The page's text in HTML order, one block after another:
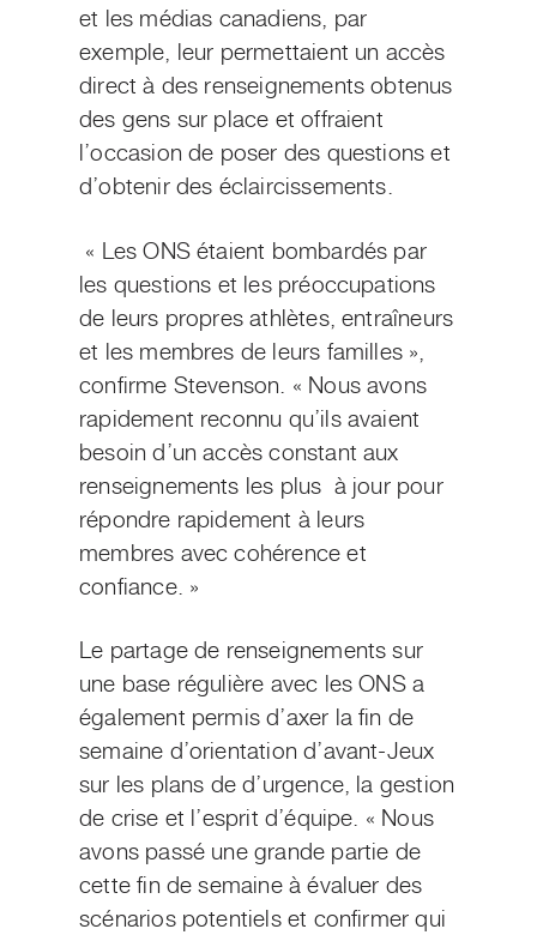
et les médias canadiens, par
exemple, leur permettaient un accès
direct à des renseignements obtenus
des gens sur place et offraient
l’occasion de poser des questions et
d’obtenir des éclaircissements.
« Les ONS étaient bombardés par
les questions et les préoccupations
de leurs propres athlètes, entraîneurs
et les membres de leurs familles »,
confirme Stevenson. « Nous avons
rapidement reconnu qu’ils avaient
besoin d’un accès constant aux
renseignements les plus à jour pour
répondre rapidement à leurs
membres avec cohérence et
confiance. »
Le partage de renseignements sur
une base régulière avec les ONS a
également permis d’axer la fin de
semaine d’orientation d’avant-Jeux
sur les plans de d’urgence, la gestion
de crise et l’esprit d’équipe. « Nous
avons passé une grande partie de
cette fin de semaine à évaluer des
scénarios potentiels et confirmer qui